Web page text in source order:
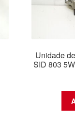
Unidade
SID 803